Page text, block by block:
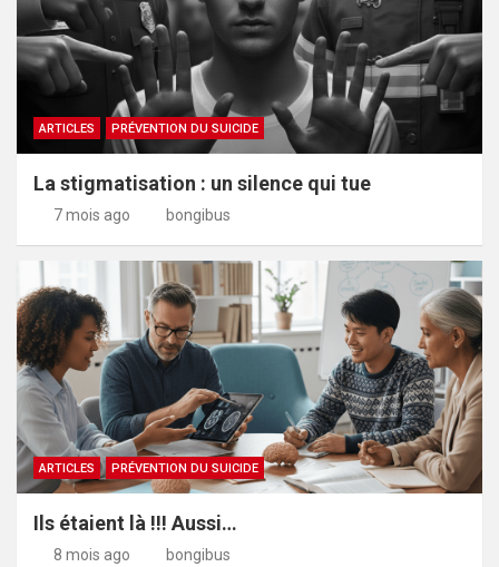
ARTICLES PRÉVENTION DU SUICIDE
La stigmatisation : un silence qui tue
7 mois ago bongibus
ARTICLES PRÉVENTION DU SUICIDE
Ils étaient là !!! Aussi…
8 mois ago bongibus